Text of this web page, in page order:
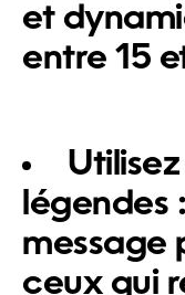
et
entre 15
légendes :
message
ceux qui